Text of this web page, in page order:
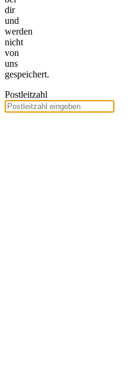
dir
und
werden
nicht
von
uns
gespeichert.
Postleitzahl